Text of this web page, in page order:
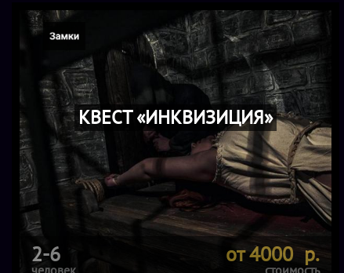
КВЕСТ «ИНКВИЗИЦИЯ»
2-6
человек
от 4000 р.
стоимость